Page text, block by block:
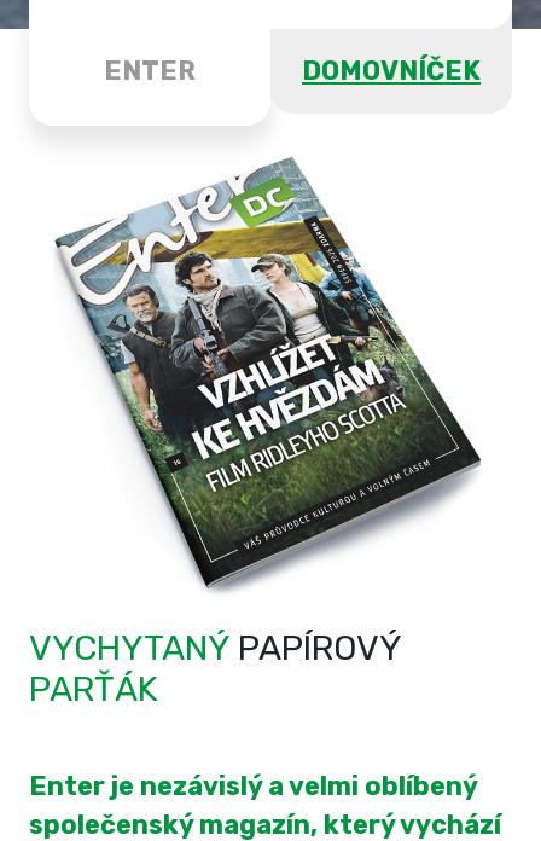
ENTER DOMOVNÍČEK
VYCHYTANÝ PAPÍROVÝ
PARŤÁK
Enter je nezávislý a velmi oblíbený
společenský magazín, který vychází